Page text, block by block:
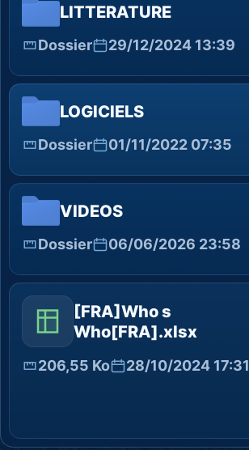
LITTERATURE
Dossier 29/12/2024 13:39
LOGICIELS
Dossier 01/11/2022 07:35
VIDEOS
Dossier 06/06/2026 23:58
[FRA]Who s
Who[FRA].xlsx
206,55 Ko 28/10/2024 17:31